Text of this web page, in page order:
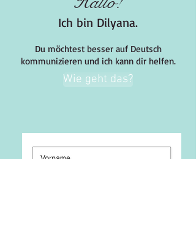
„klein“ anfühlt
Ich bin Dilyana.
Du möchtest besser auf Deutsch
kommunizieren und ich kann dir helfen.
Wie geht das?